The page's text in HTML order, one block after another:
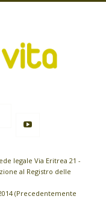
legale Via Eritrea 21 -
al Registro delle
(Precedentemente